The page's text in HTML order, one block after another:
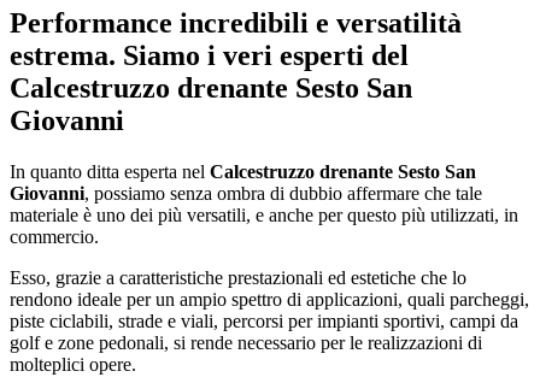
Performance incredibili e versatilità
estrema. Siamo i veri esperti del
Calcestruzzo drenante Sesto San
Giovanni
In quanto ditta esperta nel Calcestruzzo drenante Sesto San
Giovanni, possiamo senza ombra di dubbio affermare che tale
materiale è uno dei più versatili, e anche per questo più utilizzati, in
commercio.
Esso, grazie a caratteristiche prestazionali ed estetiche che lo
rendono ideale per un ampio spettro di applicazioni, quali parcheggi,
piste ciclabili, strade e viali, percorsi per impianti sportivi, campi da
golf e zone pedonali, si rende necessario per le realizzazioni di
molteplici opere.